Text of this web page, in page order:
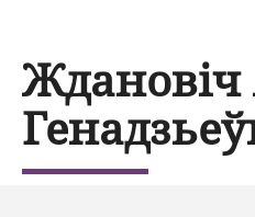
Ждановіч